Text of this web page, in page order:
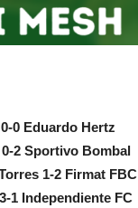
0 Eduardo Hertz
2 Sportivo Bombal
1-2 Firmat FBC
1 Independiente FC